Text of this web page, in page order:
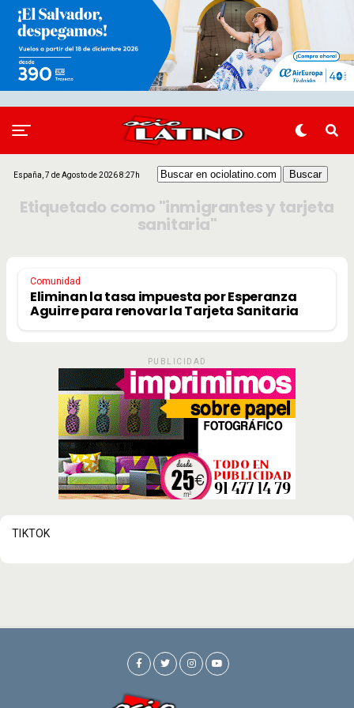
España, 7 de Agosto de 2026 8:27h
Etiquetado como "inmigrantes y tarjeta
sanitaria"
Comunidad
Eliminan la tasa impuesta por Esperanza
Aguirre para renovar la Tarjeta Sanitaria
PUBLICIDAD
TIKTOK